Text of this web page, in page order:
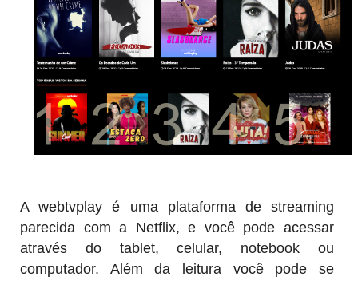
A webtvplay é uma plataforma de streaming
parecida com a Netflix, e você pode acessar
através do tablet, celular, notebook ou
computador. Além da leitura você pode se